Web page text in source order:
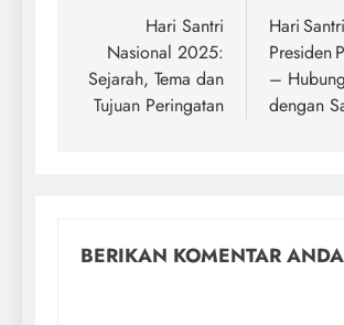
Hari Santri
Nasional 2025:
Sejarah, Tema dan
Tujuan Peringatan
Hari
Presiden
–
dengan
BERIKAN KOMENTAR ANDA